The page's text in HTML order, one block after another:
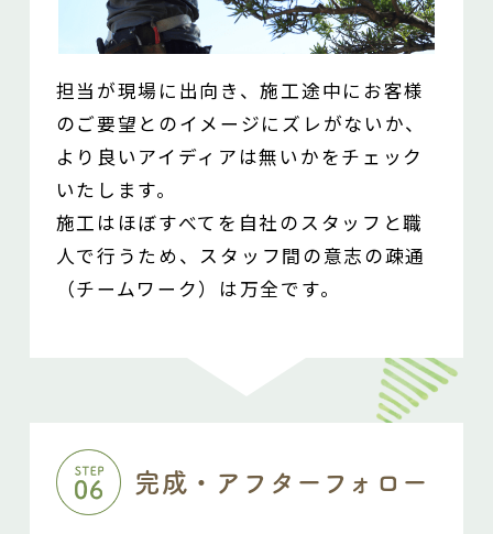
担当が現場に出向き、施工途中にお客様
のご要望とのイメージに ズレがないか、
より良いアイディアは無いかをチェック
いたします。
施工はほぼすべてを自社のスタッフと職
人で行うため、 スタッフ間の意志の疎通
（チームワーク）は万全です。
完成・アフターフォロー